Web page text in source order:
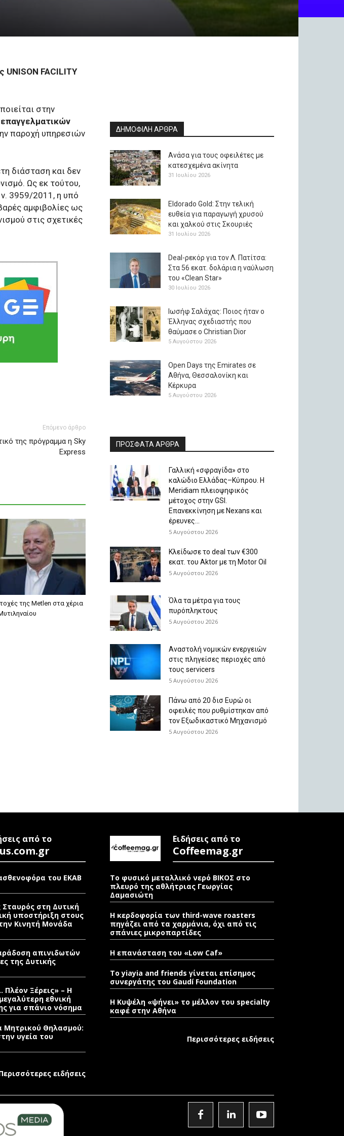
UNISON FACILITY
στην
παροχή υπηρεσιών
διάσταση και δεν
Ως εκ τούτου,
3959/2011, η υπό
αμφιβολίες ως
στις σχετικές
Επόμενο άρθρο
της πρόγραμμα η Sky
Express
της Metlen στα χέρια
ΔΗΜΟΦΙΛΗ ΑΡΘΡΑ
Ανάσα για τους οφειλέτες με
κατεσχεμένα ακίνητα
31 Ιουλίου 2026
Eldorado Gold: Στην τελική
ευθεία για παραγωγή χρυσού
και χαλκού στις Σκουριές
31 Ιουλίου 2026
Deal-ρεκόρ για τον Λ. Πατίτσα:
Στα 56 εκατ. δολάρια η ναύλωση
του «Clean Star»
30 Ιουλίου 2026
Ιωσήφ Σαλάχας: Ποιος ήταν ο
Έλληνας σχεδιαστής που
θαύμασε ο Christian Dior
5 Αυγούστου 2026
Open Days της Emirates σε
Αθήνα, Θεσσαλονίκη και
Κέρκυρα
5 Αυγούστου 2026
ΠΡΟΣΦΑΤΑ ΑΡΘΡΑ
Γαλλική «σφραγίδα» στο
καλώδιο Ελλάδας–Κύπρου. Η
Meridiam πλειοψηφικός
μέτοχος στην GSI.
Επανεκκίνηση με Nexans και
έρευνες...
5 Αυγούστου 2026
Κλείδωσε το deal των €300
εκατ. του Aktor με τη Μotor Oil
5 Αυγούστου 2026
Όλα τα μέτρα για τους
πυρόπληκτους
5 Αυγούστου 2026
Αναστολή νομικών ενεργειών
στις πληγείσες περιοχές από
τους servicers
5 Αυγούστου 2026
Πάνω από 20 δισ Ευρώ οι
οφειλές που ρυθμίστηκαν από
τον Εξωδικαστικό Μηχανισμό
5 Αυγούστου 2026
από το
του ΕΚΑΒ
Σταυρός στη Δυτική
υποστήριξη στους
Κινητή Μονάδα
απινιδωτών
της Δυτικής
Πλέον Ξέρεις» – Η
εθνική
για σπάνιο νόσημα
Μητρικού Θηλασμού:
υγεία του
ειδήσεις
Ειδήσεις από το
Coffeemag.gr
Το φυσικό μεταλλικό νερό ΒΙΚΟΣ στο
πλευρό της αθλήτριας Γεωργίας
Δαμασιώτη
Η κερδοφορία των third-wave roasters
πηγάζει από τα χαρμάνια, όχι από τις
σπάνιες μικροπαρτίδες
Η επανάσταση του «Low Caf»
To yiayia and friends γίνεται επίσημος
συνεργάτης του Gaudí Foundation
Η Κυψέλη «ψήνει» το μέλλον του specialty
καφέ στην Αθήνα
Περισσότερες ειδήσεις